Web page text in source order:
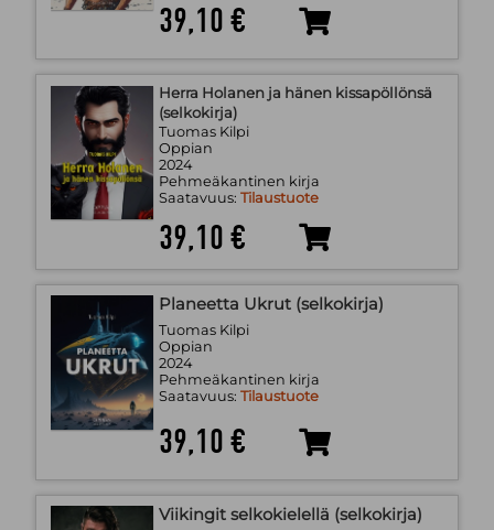
39,10 €
Herra Holanen ja hänen kissapöllönsä
(selkokirja)
Tuomas Kilpi
Oppian
2024
Pehmeäkantinen kirja
Saatavuus: Tilaustuote
39,10 €
Planeetta Ukrut (selkokirja)
Tuomas Kilpi
Oppian
2024
Pehmeäkantinen kirja
Saatavuus: Tilaustuote
39,10 €
Viikingit selkokielellä (selkokirja)